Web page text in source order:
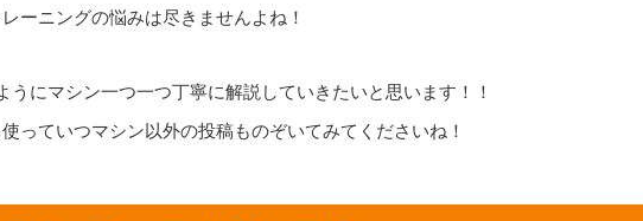
レーニングの悩みは尽きませんよね！
うにマシン一つ一つ丁寧に解説していきたいと思います！！
っていつマシン以外の投稿ものぞいてみてくださいね！